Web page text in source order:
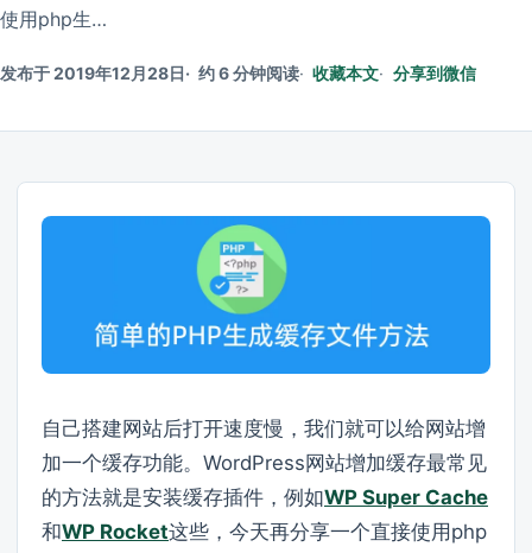
使用php生…
发布于 2019年12月28日 约 6 分钟阅读 收藏本文 分享到微信
自己搭建网站后打开速度慢，我们就可以给网站增
加一个缓存功能。WordPress网站增加缓存最常见
的方法就是安装缓存插件，例如WP Super Cache
和WP Rocket这些，今天再分享一个直接使用php